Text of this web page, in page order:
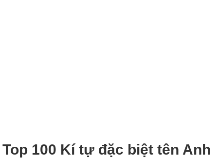
Top 100 Kí tự đặc biệt tên Anh